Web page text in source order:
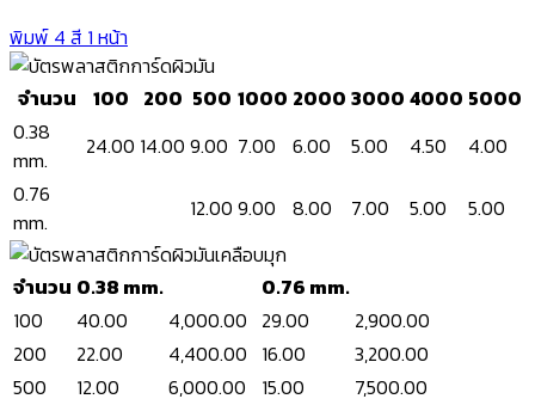
พิมพ์ 4 สี 1 หน้า
จำนวน 100 200 500 1000 2000 3000 4000 5000
0.38
mm.
24.00 14.00 9.00 7.00 6.00 5.00 4.50
4.00
0.76
mm.
12.00 9.00 8.00 7.00 5.00 5.00
จำนวน 0.38 mm.
0.76 mm.
100
40.00 4,000.00 29.00
2,900.00
200
22.00 4,400.00 16.00
3,200.00
500
12.00 6,000.00 15.00
7,500.00